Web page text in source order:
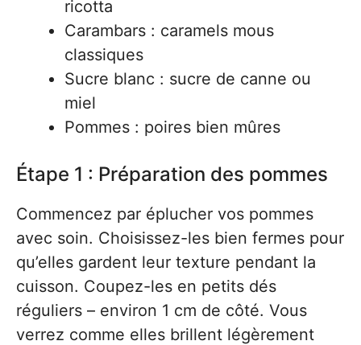
ricotta
Carambars : caramels mous
classiques
Sucre blanc : sucre de canne ou
miel
Pommes : poires bien mûres
Étape 1 : Préparation des pommes
Commencez par éplucher vos pommes
avec soin. Choisissez-les bien fermes pour
qu’elles gardent leur texture pendant la
cuisson. Coupez-les en petits dés
réguliers – environ 1 cm de côté. Vous
verrez comme elles brillent légèrement